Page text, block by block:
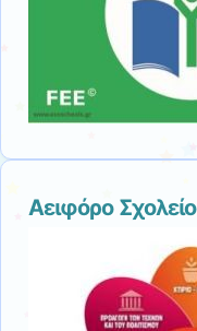
Αειφόρο Σχολείο